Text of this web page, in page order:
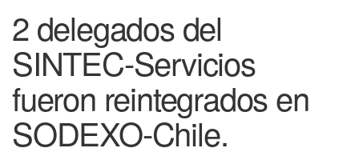
2 delegados del
SINTEC-Servicios
fueron reintegrados en
SODEXO-Chile.